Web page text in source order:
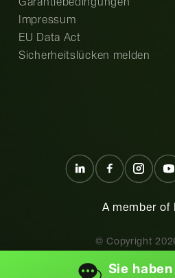
Impressum
EU Data Act
Sicherheitslücken melden
A member of
© Copyright
Sie haben